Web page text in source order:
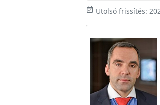
event_available Utolsó frissítés: